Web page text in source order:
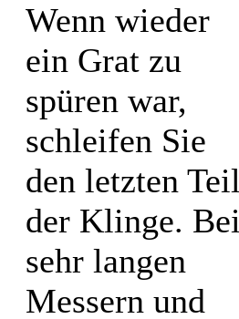
Wenn wieder
ein Grat zu
spüren war,
schleifen Sie
den letzten Teil
der Klinge. Bei
sehr langen
Messern und